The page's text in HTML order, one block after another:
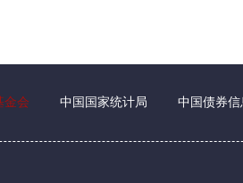
金会 中国国家统计局 中国债券信